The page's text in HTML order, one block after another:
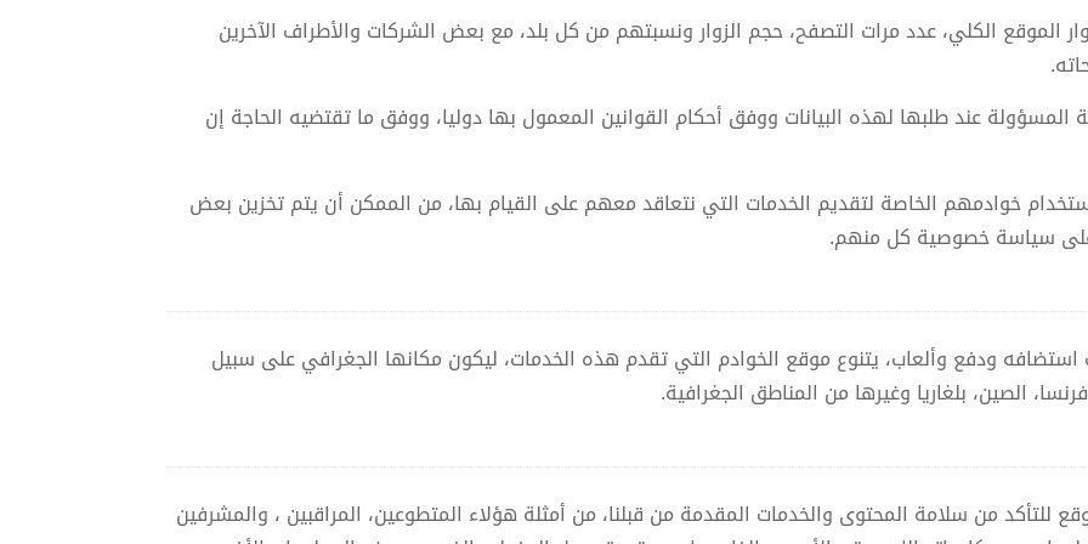
الكلي، عدد مرات التصفح، حجم الزوار ونسبتهم من كل بلد، مع بعض الشركات والأطراف الآخرين
المسؤولة عند طلبها لهذه البيانات ووفق أحكام القوانين المعمول بها دوليا، ووفق ما تقتضيه الحاجة إن
خوادمهم الخاصة لتقديم الخدمات التي نتعاقد معهم على القيام بها، من الممكن أن يتم تخزين بعض
على سياسة خصوصية كل منهم.
ودفع وألعاب، يتنوع موقع الخوادم التي تقدم هذه الخدمات، ليكون مكانها الجغرافي على سبيل
الصين، بلغاريا وغيرها من المناطق الجغرافية.
للتأكد من سلامة المحتوى والخدمات المقدمة من قبلنا، من أمثلة هؤلاء المتطوعين، المراقبين ، والمشرفين